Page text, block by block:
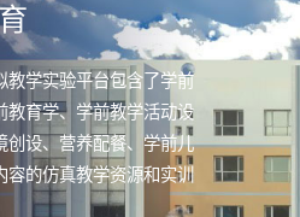
教学实验平台包含了学前
教育学、学前教学活动设
创设、营养配餐、学前儿
容的仿真教学资源和实训